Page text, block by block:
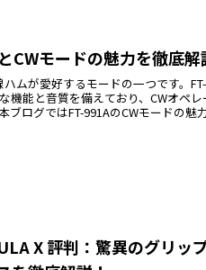
CWモードの魅力を徹底解
ムが愛好するモードの一つです。
機能と音質を備えており、CWオペ
ブログではFT-991AのCWモードの魅
X 評判：驚異のグリッ